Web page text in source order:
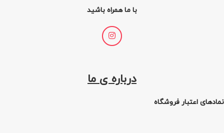
با ما همراه باشید
درباره ی ما
نمادهای اعتبار فروشگاه